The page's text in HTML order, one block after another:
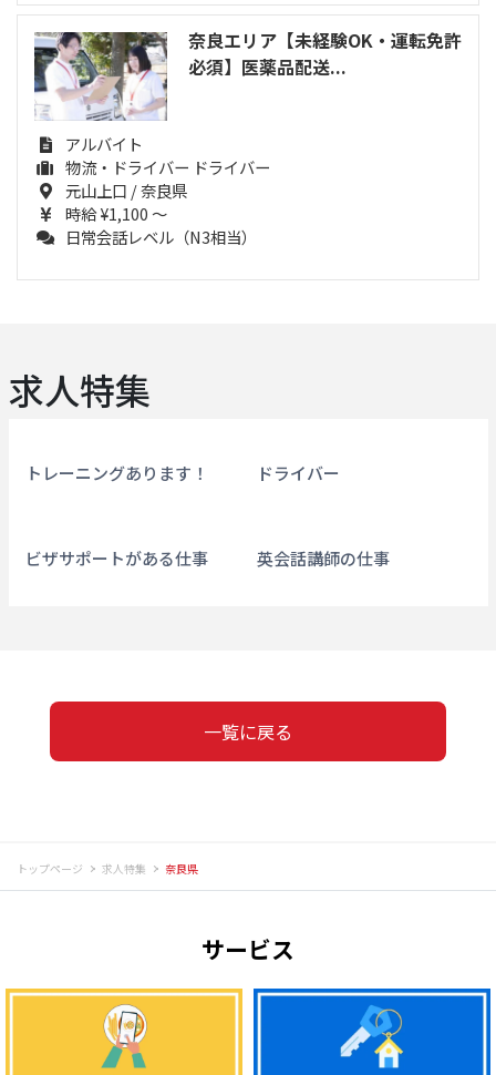
奈良エリア【未経験OK・運転免許
必須】医薬品配送...
アルバイト
物流・ドライバー ドライバー
元山上口 / 奈良県
時給 ¥1,100 ～
日常会話レベル（N3相当）
求人特集
トレーニングあります！ ドライバー
ビザサポートがある仕事 英会話講師の仕事
一覧に戻る
トップページ 求人特集 奈良県
サービス